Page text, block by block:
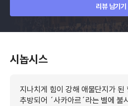
리뷰 남기기
시놉시스
지나치게 힘이 강해 애물단지가 된
추방되어 ´사카아르´라는 별에 불